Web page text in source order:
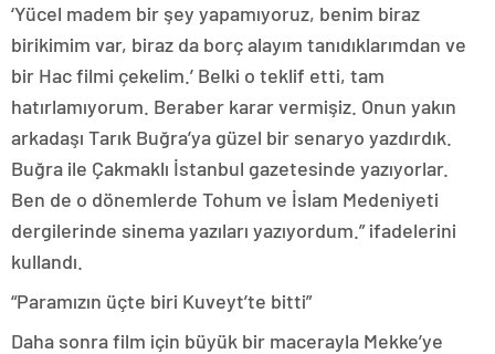
‘Yücel madem bir şey yapamıyoruz, benim biraz
birikimim var, biraz da borç alayım tanıdıklarımdan ve
bir Hac filmi çekelim.’ Belki o teklif etti, tam
hatırlamıyorum. Beraber karar vermişiz. Onun yakın
arkadaşı Tarık Buğra’ya güzel bir senaryo yazdırdık.
Buğra ile Çakmaklı İstanbul gazetesinde yazıyorlar.
Ben de o dönemlerde Tohum ve İslam Medeniyeti
dergilerinde sinema yazıları yazıyordum.” ifadelerini
kullandı.
“Paramızın üçte biri Kuveyt’te bitti”
Daha sonra film için büyük bir macerayla Mekke’ye